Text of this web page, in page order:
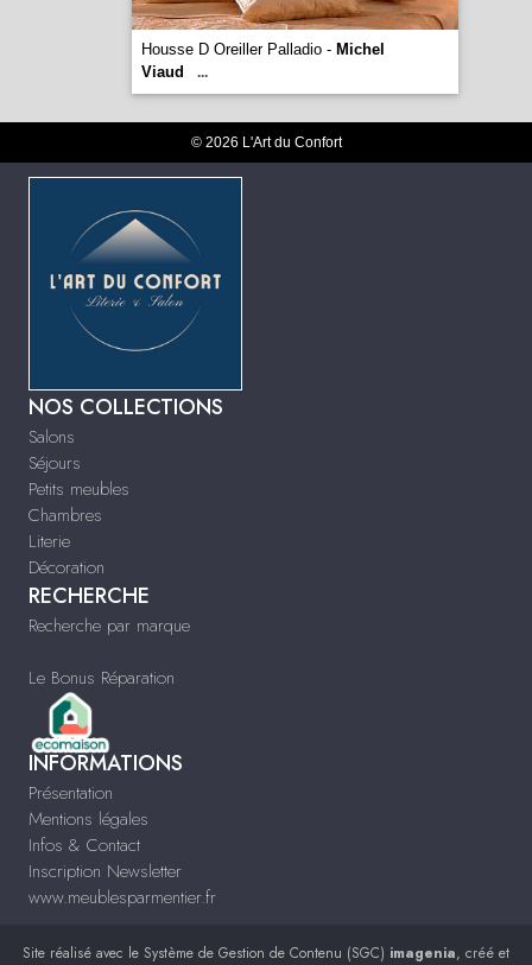
Housse D Oreiller Palladio - Michel
Viaud
...
© 2026 L'Art du Confort
NOS COLLECTIONS
Salons
Séjours
Petits meubles
Chambres
Literie
Décoration
RECHERCHE
Recherche par marque
Le Bonus Réparation
INFORMATIONS
Présentation
Mentions légales
Infos & Contact
Inscription Newsletter
www.meublesparmentier.fr
Site réalisé avec le Système de Gestion de Contenu (SGC) imagenia, créé et